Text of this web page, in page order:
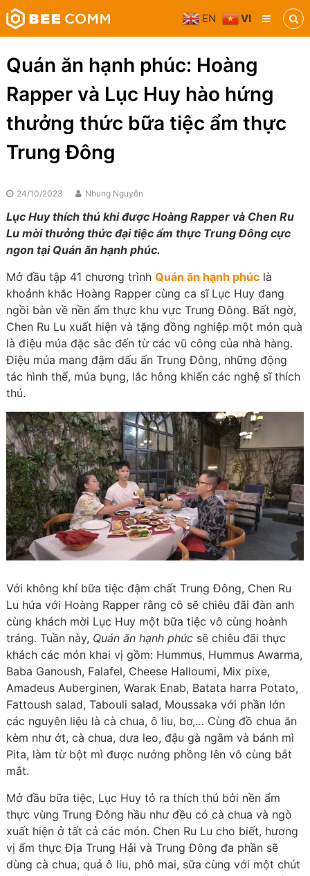
Skip
to
content
Bee
Comm
Truyền
thông
phương
tiện
Quán ăn hạnh phúc: Hoàng
Rapper và Lục Huy hào hứng
thưởng thức bữa tiệc ẩm thực
Trung Đông
24/10/2023 Nhung Nguyễn
Lục Huy thích thú khi được Hoàng Rapper và Chen Ru
Lu mời thưởng thức đại tiệc ẩm thực Trung Đông cực
ngon tại Quán ăn hạnh phúc.
Mở đầu tập 41 chương trình Quán ăn hạnh phúclà
khoảnh khắc Hoàng Rapper cùng ca sĩ Lục Huy đang
ngồi bàn về nền ẩm thực khu vực Trung Đông. Bất ngờ,
Chen Ru Lu xuất hiện và tặng đồng nghiệp một món quà
là điệu múa đặc sắc đến từ các vũ công của nhà hàng.
Điệu múa mang đậm dấu ấn Trung Đông, những động
tác hình thể, múa bụng, lắc hông khiến các nghệ sĩ thích
thú.
Với không khí bữa tiệc đậm chất Trung Đông, Chen Ru
Lu hứa với Hoàng Rapper rằng cô sẽ chiêu đãi đàn anh
cùng khách mời Lục Huy một bữa tiệc vô cùng hoành
tráng. Tuần này, Quán ăn hạnh phúcsẽ chiêu đãi thực
khách các món khai vị gồm: Hummus, Hummus Awarma,
Baba Ganoush, Falafel, Cheese Halloumi, Mix pixe,
Amadeus Auberginen, Warak Enab, Batata harra Potato,
Fattoush salad, Tabouli salad, Moussaka với phần lớn
các nguyên liệu là cà chua, ô liu, bơ,… Cùng đồ chua ăn
kèm như ớt, cà chua, dưa leo, đậu gà ngâm và bánh mì
Pita, làm từ bột mì được nướng phồng lên vô cùng bắt
mắt.
Mở đầu bữa tiệc, Lục Huy tỏ ra thích thú bởi nền ẩm
thực vùng Trung Đông hầu như đều có cà chua và ngò
xuất hiện ở tất cả các món. Chen Ru Lu cho biết, hương
vị ẩm thực Địa Trung Hải và Trung Đông đa phần sẽ
dùng cà chua, quả ô liu, phô mai, sữa cùng với một chút
EN VI